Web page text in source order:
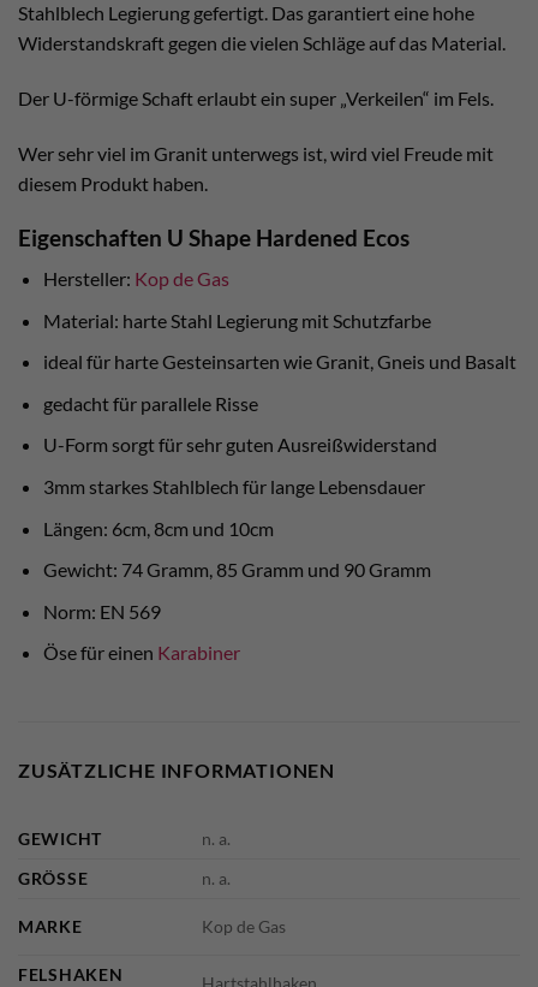
Stahlblech Legierung gefertigt. Das garantiert eine hohe
Widerstandskraft gegen die vielen Schläge auf das Material.
Der U-förmige Schaft erlaubt ein super „Verkeilen“ im Fels.
Wer sehr viel im Granit unterwegs ist, wird viel Freude mit
diesem Produkt haben.
Eigenschaften U Shape Hardened Ecos
Hersteller: Kop de Gas
Material: harte Stahl Legierung mit Schutzfarbe
ideal für harte Gesteinsarten wie Granit, Gneis und Basalt
gedacht für parallele Risse
U-Form sorgt für sehr guten Ausreißwiderstand
3mm starkes Stahlblech für lange Lebensdauer
Längen: 6cm, 8cm und 10cm
Gewicht: 74 Gramm, 85 Gramm und 90 Gramm
Norm: EN 569
Öse für einen Karabiner
ZUSÄTZLICHE INFORMATIONEN
GEWICHT
n. a.
GRÖSSE
n. a.
MARKE Kop de Gas
FELSHAKEN